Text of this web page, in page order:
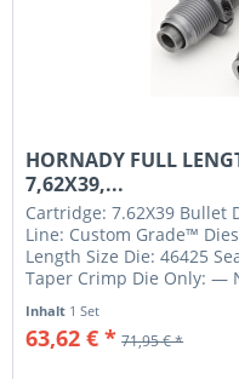
HORNADY FULL
7,62X39,...
Cartridge: 7.62X39 Bullet
Line: Custom Grade™
Length Size Die: 46425
Taper Crimp Die Only: —
Inhalt 1 Set
63,62 € * 71,95 € *